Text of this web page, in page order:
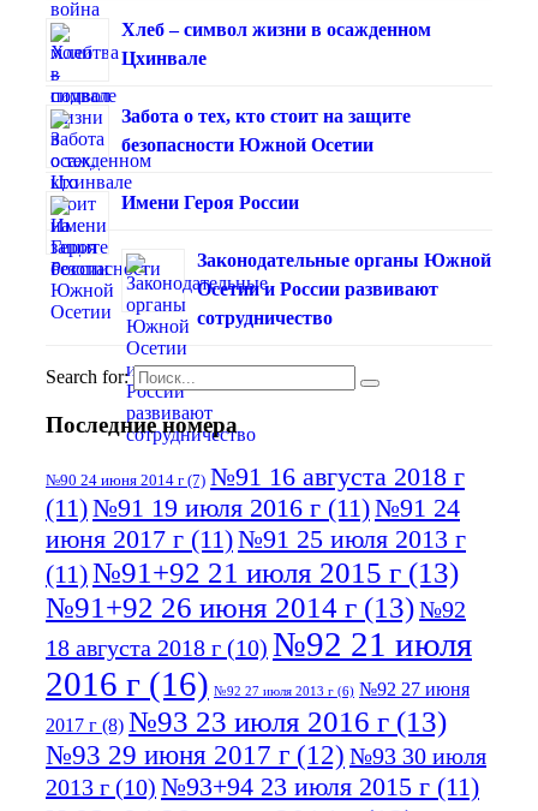
Хлеб – символ жизни в осажденном
Цхинвале
Забота о тех, кто стоит на защите
безопасности Южной Осетии
Имени Героя России
Законодательные органы Южной
Осетии и России развивают
сотрудничество
Search for:
Последние номера
№90 24 июня 2014 г (7) №91 16 августа 2018 г
(11)№91 19 июля 2016 г (11)№91 24
июня 2017 г (11)№91 25 июля 2013 г
(11)№91+92 21 июля 2015 г (13)
№91+92 26 июня 2014 г (13)№92
18 августа 2018 г (10) №92 21 июля
2016 г (16) №92 27 июля 2013 г (6) №92 27 июня
2017 г (8) №93 23 июля 2016 г (13)
№93 29 июня 2017 г (12) №93 30 июля
2013 г (10) №93+94 23 июля 2015 г (11)